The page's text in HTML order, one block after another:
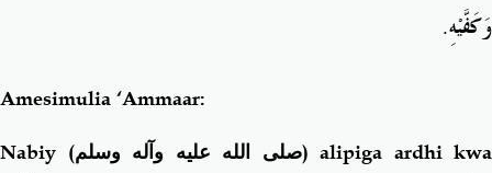
وَكَفَّيْهِ‏.‏
Amesimulia ‘Ammaar:
Nabiy (صلى الله عليه وآله وسلم) alipiga ardhi kwa